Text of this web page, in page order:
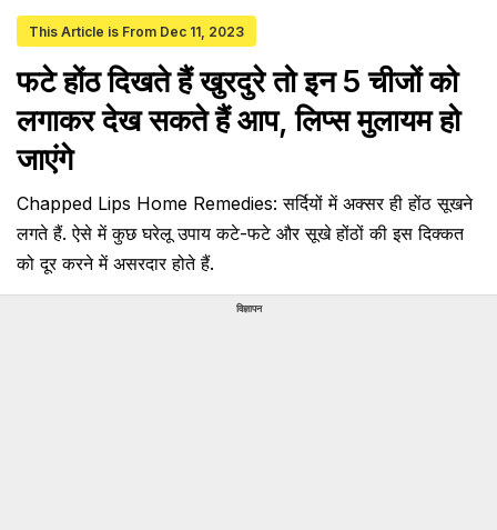
This Article is From Dec 11, 2023
फटे होंठ दिखते हैं खुरदुरे तो इन 5 चीजों को
लगाकर देख सकते हैं आप, लिप्स मुलायम हो
जाएंगे
Chapped Lips Home Remedies: सर्दियों में अक्सर ही होंठ सूखने
लगते हैं. ऐसे में कुछ घरेलू उपाय कटे-फटे और सूखे होंठों की इस दिक्कत
को दूर करने में असरदार होते हैं.
विज्ञापन